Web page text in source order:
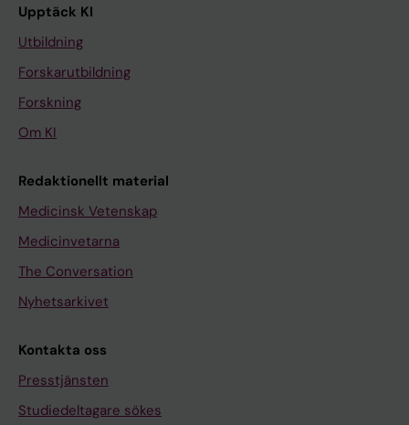
Upptäck KI
Utbildning
Forskarutbildning
Forskning
Om KI
Redaktionellt material
Medicinsk Vetenskap
Medicinvetarna
The Conversation
Nyhetsarkivet
Kontakta oss
Presstjänsten
Studiedeltagare sökes